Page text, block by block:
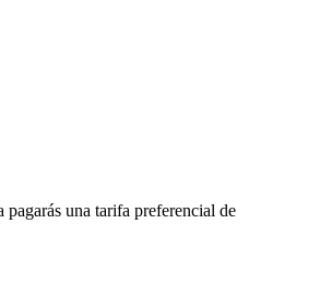
pagarás una tarifa preferencial de